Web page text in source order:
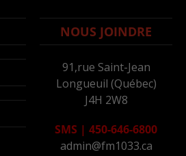
NOUS JOINDRE
91,rue Saint-Jean
Longueuil (Québec)
J4H 2W8
SMS | 450-646-6800
admin@fm1033.ca